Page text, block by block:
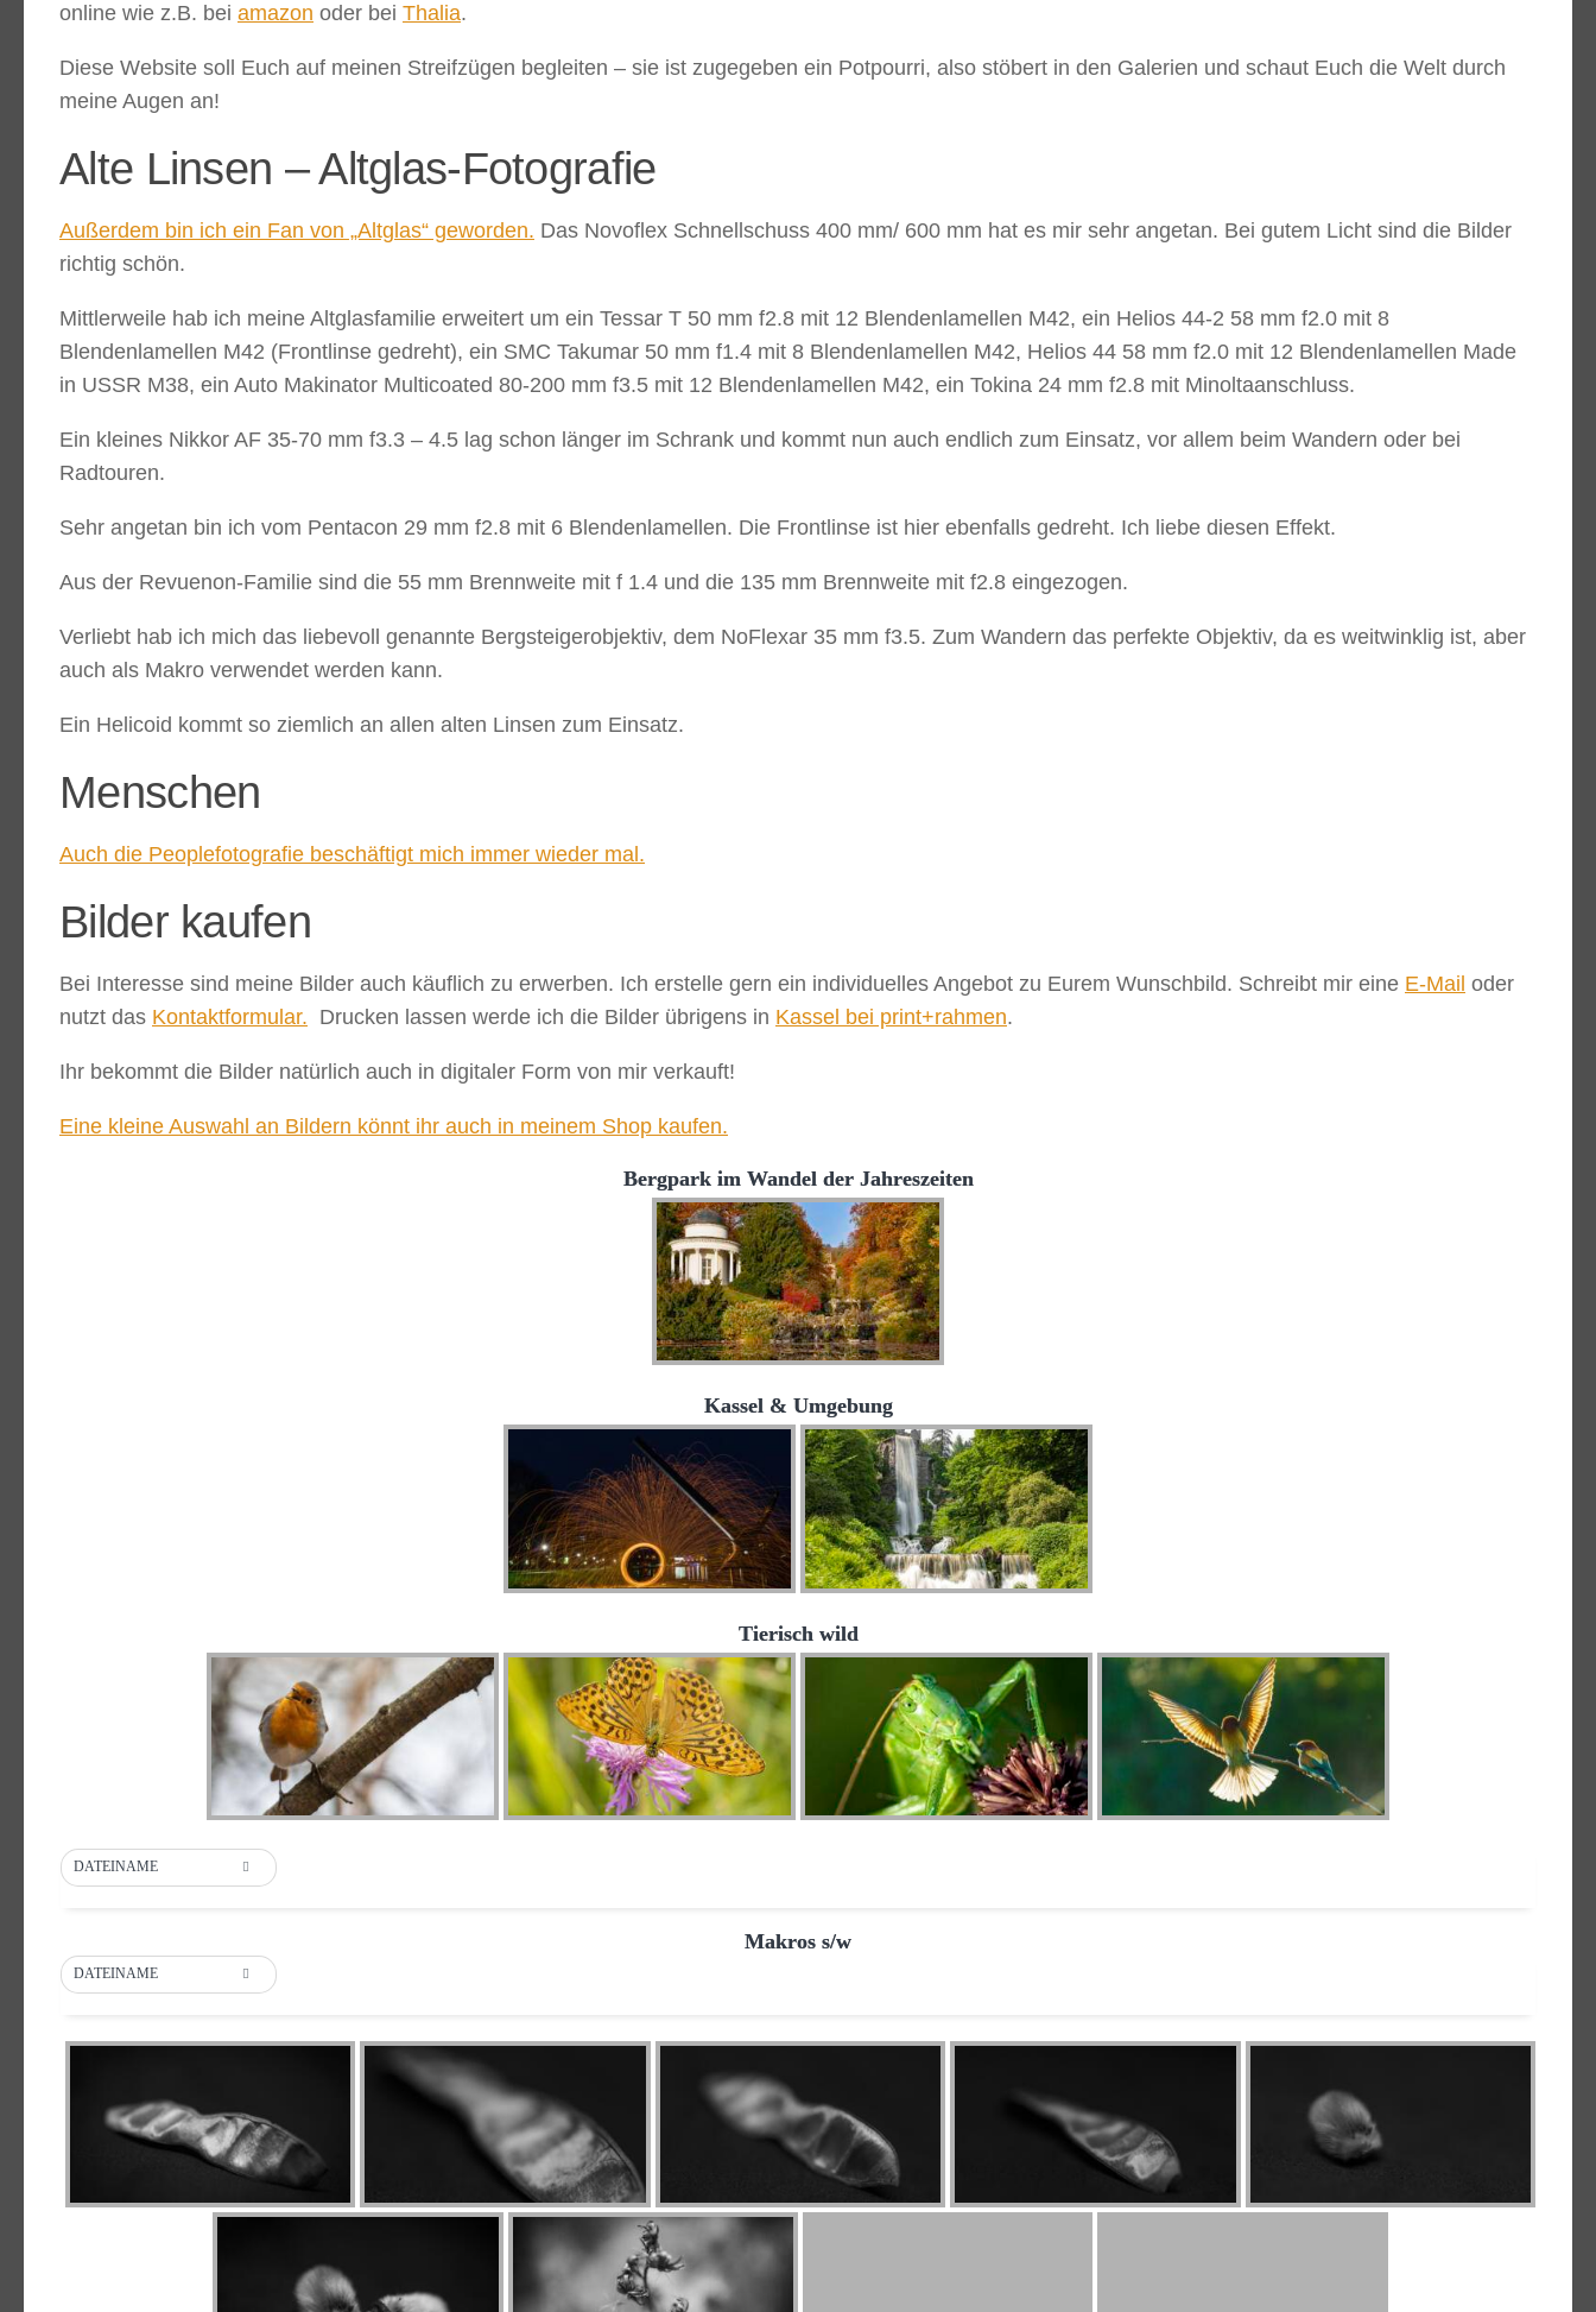
online wie z.B. bei amazon oder bei Thalia.
Diese Website soll Euch auf meinen Streifzügen begleiten – sie ist zugegeben ein Potpourri, also stöbert in den Galerien und schaut Euch die Welt durch
meine Augen an!
Alte Linsen – Altglas-Fotografie
Außerdem bin ich ein Fan von „Altglas“ geworden. Das Novoflex Schnellschuss 400 mm/ 600 mm hat es mir sehr angetan. Bei gutem Licht sind die Bilder
richtig schön.
Mittlerweile hab ich meine Altglasfamilie erweitert um ein Tessar T 50 mm f2.8 mit 12 Blendenlamellen M42, ein Helios 44-2 58 mm f2.0 mit 8
Blendenlamellen M42 (Frontlinse gedreht), ein SMC Takumar 50 mm f1.4 mit 8 Blendenlamellen M42, Helios 44 58 mm f2.0 mit 12 Blendenlamellen Made
in USSR M38, ein Auto Makinator Multicoated 80-200 mm f3.5 mit 12 Blendenlamellen M42, ein Tokina 24 mm f2.8 mit Minoltaanschluss.
Ein kleines Nikkor AF 35-70 mm f3.3 – 4.5 lag schon länger im Schrank und kommt nun auch endlich zum Einsatz, vor allem beim Wandern oder bei
Radtouren.
Sehr angetan bin ich vom Pentacon 29 mm f2.8 mit 6 Blendenlamellen. Die Frontlinse ist hier ebenfalls gedreht. Ich liebe diesen Effekt.
Aus der Revuenon-Familie sind die 55 mm Brennweite mit f 1.4 und die 135 mm Brennweite mit f2.8 eingezogen.
Verliebt hab ich mich das liebevoll genannte Bergsteigerobjektiv, dem NoFlexar 35 mm f3.5. Zum Wandern das perfekte Objektiv, da es weitwinklig ist, aber
auch als Makro verwendet werden kann.
Ein Helicoid kommt so ziemlich an allen alten Linsen zum Einsatz.
Menschen
Auch die Peoplefotografie beschäftigt mich immer wieder mal.
Bilder kaufen
Bei Interesse sind meine Bilder auch käuflich zu erwerben. Ich erstelle gern ein individuelles Angebot zu Eurem Wunschbild. Schreibt mir eine E-Mail oder
nutzt das Kontaktformular. Drucken lassen werde ich die Bilder übrigens in Kassel bei print+rahmen.
Ihr bekommt die Bilder natürlich auch in digitaler Form von mir verkauft!
Eine kleine Auswahl an Bildern könnt ihr auch in meinem Shop kaufen.
Bergpark im Wandel der Jahreszeiten
Kassel & Umgebung
Tierisch wild
DATEINAME
Makros s/w
DATEINAME